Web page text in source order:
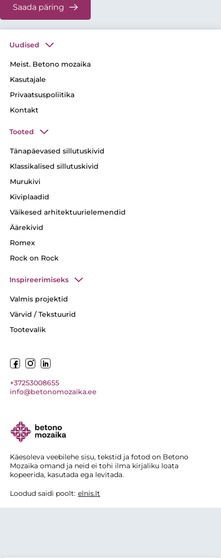
Saada päring
Uudised
Meist. Betono mozaika
Kasutajale
Privaatsuspoliitika
Kontakt
Tooted
Tänapäevased sillutuskivid
Klassikalised sillutuskivid
Murukivi
Kiviplaadid
Väikesed arhitektuurielemendid
Äärekivid
Romex
Rock on Rock
Inspireerimiseks
Valmis projektid
Värvid / Tekstuurid
Tootevalik
+37253008655
info@betonomozaika.ee
Käesoleva veebilehe sisu, tekstid ja fotod on Betono
Mozaika omand ja neid ei tohi ilma kirjaliku loata
kopeerida, kasutada ega levitada.
Loodud saidi poolt: elnis.lt